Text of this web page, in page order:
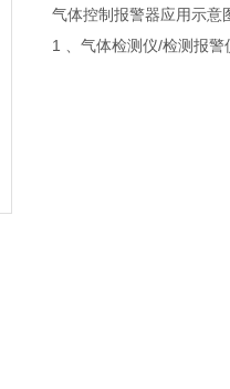
气体控制报警器应用示意
1 、气体检测仪/检测报